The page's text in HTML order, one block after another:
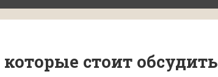
стоит обсудить